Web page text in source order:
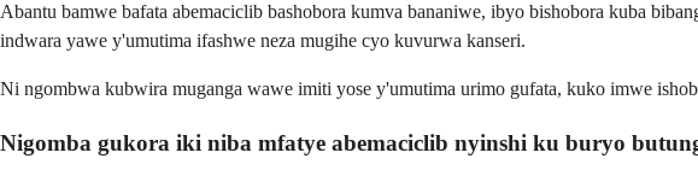
Abantu bamwe bafata abemaciclib bashobora kumva bananiwe, ibyo bishobora kuba
indwara yawe y'umutima ifashwe neza mugihe cyo kuvurwa kanseri.
Ni ngombwa kubwira muganga wawe imiti yose y'umutima urimo gufata, kuko imwe
Nigomba gukora iki niba mfatye abemaciclib nyinshi ku buryo